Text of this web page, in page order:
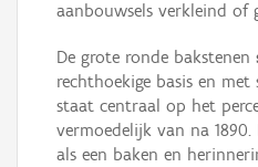
aanbouwsels verkleind of
De grote ronde bakstenen
rechthoekige basis en met
staat centraal op het
vermoedelijk van na
als een baken en